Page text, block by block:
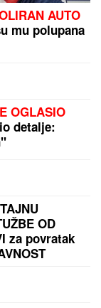
AUTO
mu polupana
OGLASIO
detalje:
OD
za povratak